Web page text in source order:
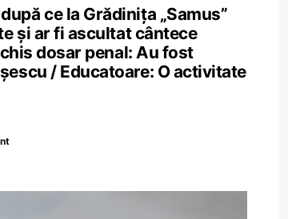
ce la Grădinița „Samus”
și ar fi ascultat cântece
dosar penal: Au fost
/ Educatoare: O activitate